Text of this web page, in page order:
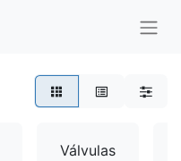
Válvulas